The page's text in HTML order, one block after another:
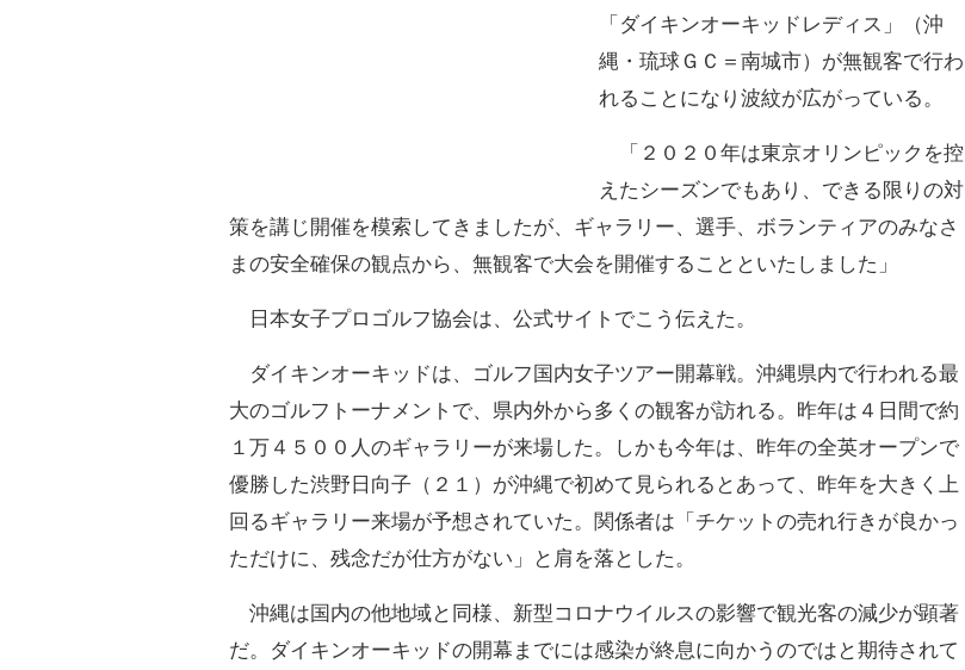
「ダイキンオーキッドレディス」（沖
縄・琉球ＧＣ＝南城市）が無観客で行わ
れることになり波紋が広がっている。
「２０２０年は東京オリンピックを控
えたシーズンでもあり、できる限りの対
策を講じ開催を模索してきましたが、ギャラリー、選手、ボランティアのみなさ
まの安全確保の観点から、無観客で大会を開催することといたしました」
日本女子プロゴルフ協会は、公式サイトでこう伝えた。
ダイキンオーキッドは、ゴルフ国内女子ツアー開幕戦。沖縄県内で行われる最
大のゴルフトーナメントで、県内外から多くの観客が訪れる。昨年は４日間で約
１万４５００人のギャラリーが来場した。しかも今年は、昨年の全英オープンで
優勝した渋野日向子（２１）が沖縄で初めて見られるとあって、昨年を大きく上
回るギャラリー来場が予想されていた。関係者は「チケットの売れ行きが良かっ
ただけに、残念だが仕方がない」と肩を落とした。
沖縄は国内の他地域と同様、新型コロナウイルスの影響で観光客の減少が顕著
だ。ダイキンオーキッドの開幕までには感染が終息に向かうのではと期待されて